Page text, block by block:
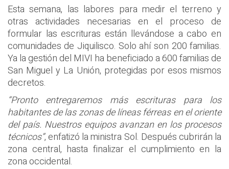
Esta semana, las labores para medir el terreno y
otras actividades necesarias en el proceso de
formular las escrituras están llevándose a cabo en
comunidades de Jiquilisco. Solo ahí son 200 familias.
Ya la gestión del MIVI ha beneficiado a 600 familias de
San Miguel y La Unión, protegidas por esos mismos
decretos.
“Pronto entregaremos más escrituras para los
habitantes de las zonas de líneas férreas en el oriente
del país. Nuestros equipos avanzan en los procesos
técnicos”, enfatizó la ministra Sol. Después cubrirán la
zona central, hasta finalizar el cumplimiento en la
zona occidental.